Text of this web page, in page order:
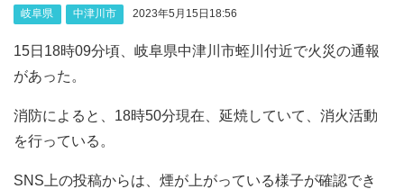
岐阜県 中津川市 2023年5月15日18:56
15日18時09分頃、岐阜県中津川市蛭川付近で火災の通報
があった。
消防によると、18時50分現在、延焼していて、消火活動
を行っている。
SNS上の投稿からは、煙が上がっている様子が確認でき